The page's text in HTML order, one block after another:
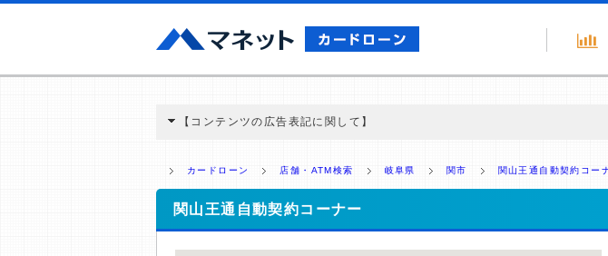
【コンテンツの広告表記に関して】
ミ収集などに基づき、公平性を担保した情報提供を行っています。
>提携企業一覧
カードローン 店舗・ATM検索 岐阜県 関市 関山王通自動契約コー
関山王通自動契約コーナー